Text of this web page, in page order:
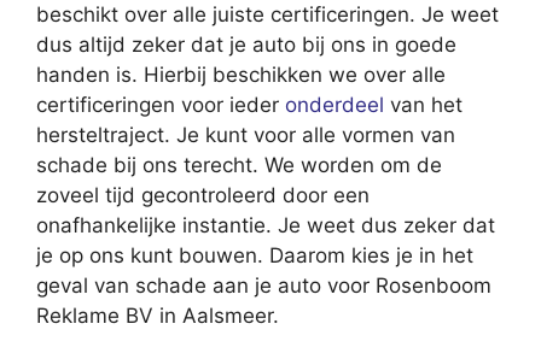
beschikt over alle juiste certificeringen. Je weet
dus altijd zeker dat je auto bij ons in goede
handen is. Hierbij beschikken we over alle
certificeringen voor ieder onderdeel van het
hersteltraject. Je kunt voor alle vormen van
schade bij ons terecht. We worden om de
zoveel tijd gecontroleerd door een
onafhankelijke instantie. Je weet dus zeker dat
je op ons kunt bouwen. Daarom kies je in het
geval van schade aan je auto voor Rosenboom
Reklame BV in Aalsmeer.